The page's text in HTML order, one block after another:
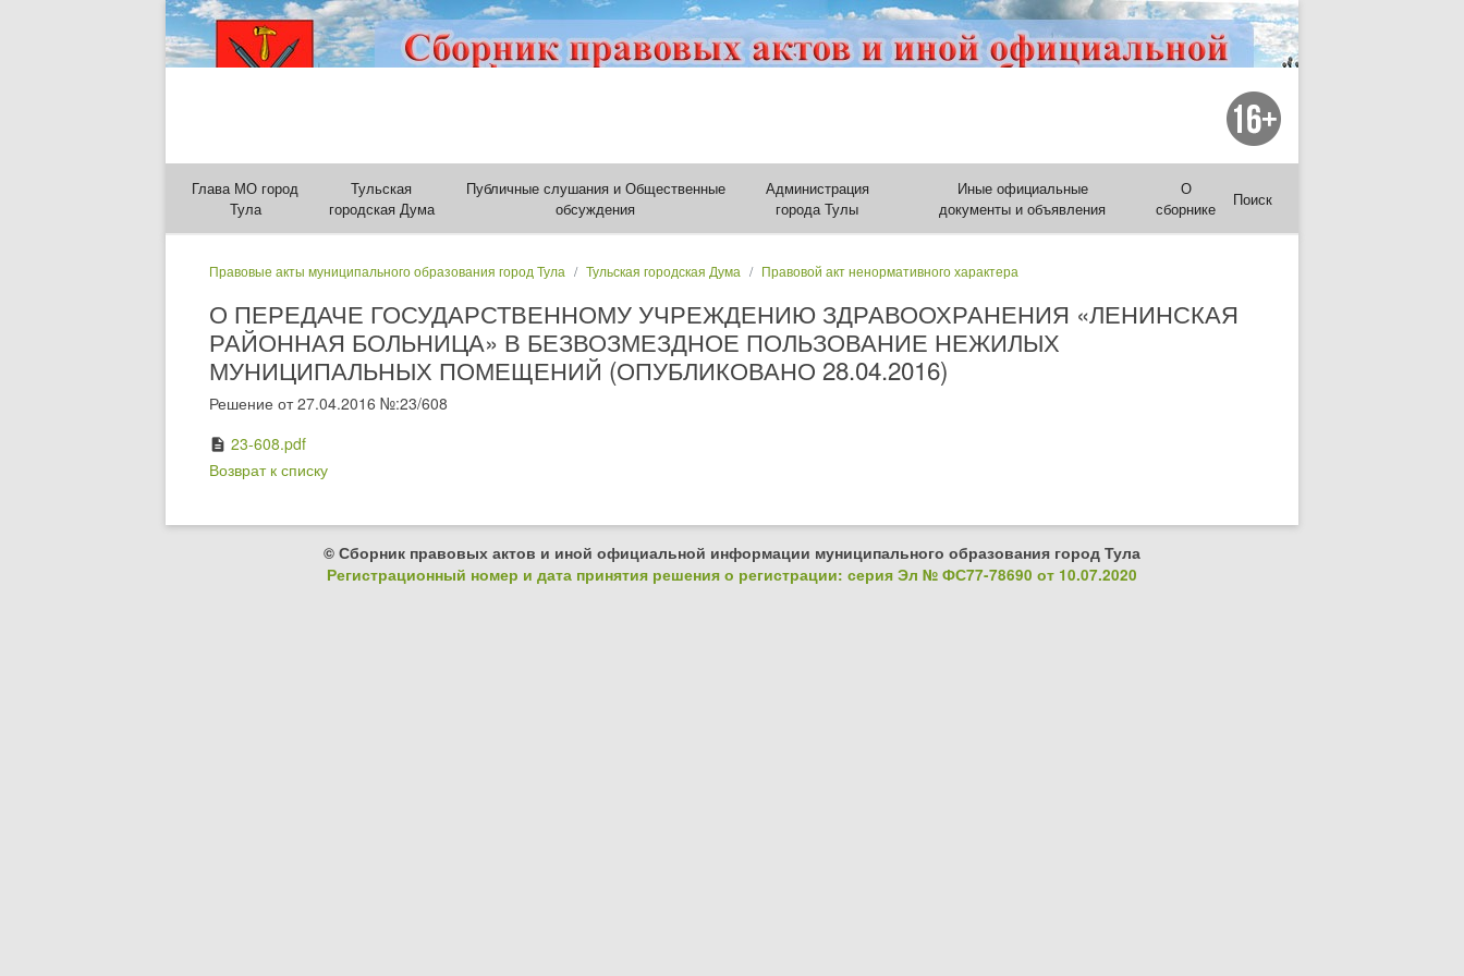
Глава МО город
Тула
Тульская
городская Дума
Публичные слушания и Общественные
обсуждения
Администрация
города Тулы
Иные официальные
документы и объявления
О
сборнике
Поиск
Правовые акты муниципального образования город Тула Тульская городская Дума Правовой акт ненормативного характера
О ПЕРЕДАЧЕ ГОСУДАРСТВЕННОМУ УЧРЕЖДЕНИЮ ЗДРАВООХРАНЕНИЯ «ЛЕНИНСКАЯ
РАЙОННАЯ БОЛЬНИЦА» В БЕЗВОЗМЕЗДНОЕ ПОЛЬЗОВАНИЕ НЕЖИЛЫХ
МУНИЦИПАЛЬНЫХ ПОМЕЩЕНИЙ (ОПУБЛИКОВАНО 28.04.2016)
Решение от 27.04.2016 №:23/608
description 23-608.pdf
Возврат к списку
© Сборник правовых актов и иной официальной информации муниципального образования город Тула
Регистрационный номер и дата принятия решения о регистрации: серия Эл № ФС77-78690 от 10.07.2020